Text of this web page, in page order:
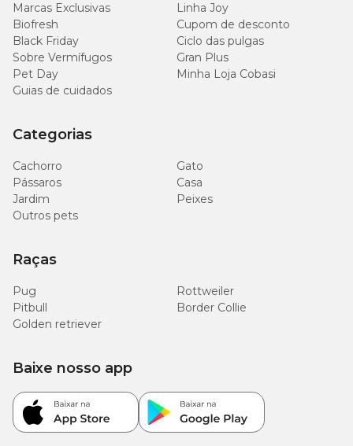
Marcas Exclusivas
Linha Joy
Biofresh
Cupom de desconto
Black Friday
Ciclo das pulgas
Sobre Vermífugos
Gran Plus
Pet Day
Minha Loja Cobasi
Guias de cuidados
Categorias
Cachorro
Gato
Pássaros
Casa
Jardim
Peixes
Outros pets
Raças
Pug
Rottweiler
Pitbull
Border Collie
Golden retriever
Baixe nosso app